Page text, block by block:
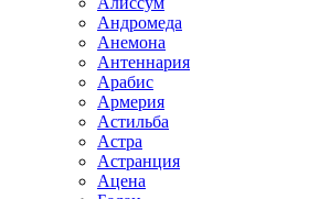
Андромеда
Анемона
Антеннария
Арабис
Армерия
Астильба
Астра
Астранция
Ацена